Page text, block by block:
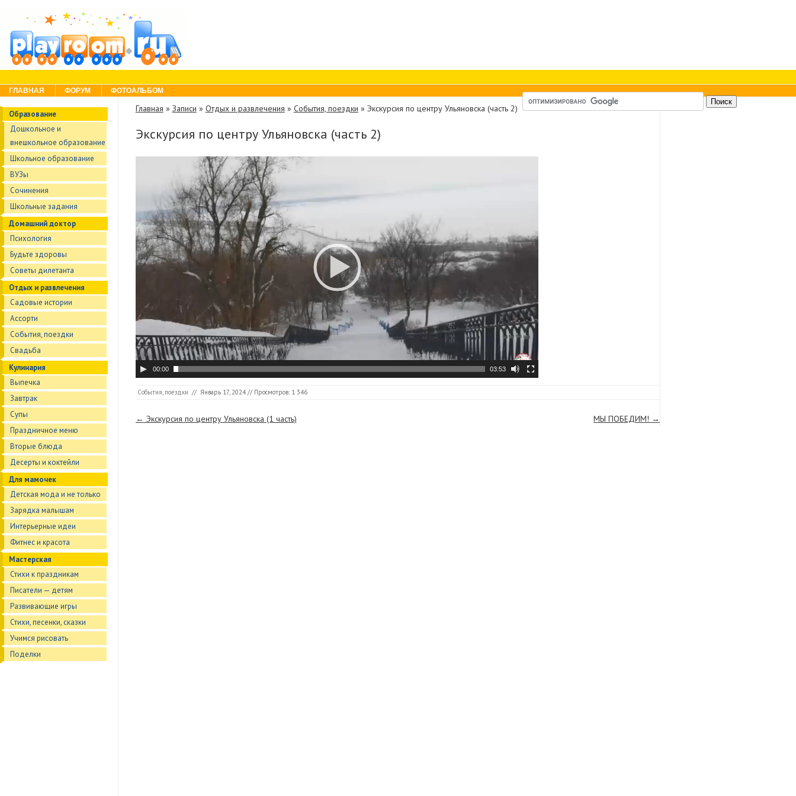
Menu
Skip to content
ГЛАВНАЯ ФОРУМ ФОТОАЛЬБОМ
Образование
Дошкольное и
внешкольное образование
Школьное образование
ВУЗы
Сочинения
Школьные задания
Домашний доктор
Психология
Будьте здоровы
Советы дилетанта
Отдых и развлечения
Садовые истории
Ассорти
События, поездки
Свадьба
Кулинария
Выпечка
Завтрак
Супы
Праздничное меню
Вторые блюда
Десерты и коктейли
Для мамочек
Детская мода и не только
Зарядка малышам
Интерьерные идеи
Фитнес и красота
Мастерская
Стихи к праздникам
Писатели — детям
Развивающие игры
Стихи, песенки, сказки
Учимся рисовать
Поделки
Главная » Записи » Отдых и развлечения » События, поездки » Экскурсия по центру Ульяновска (часть 2)
Экскурсия по центру Ульяновска (часть 2)
п
л
е
е
р
00:00 03:53
События, поездки // Январь 17, 2024// Просмотров: 1 346
Страницы
← Экскурсия по центру Ульяновска (1 часть) МЫ ПОБЕДИМ! →